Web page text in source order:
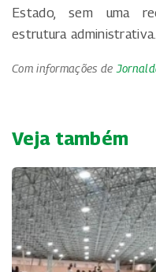
Estado, sem uma
estrutura administrativa.
Com informações de
Veja também